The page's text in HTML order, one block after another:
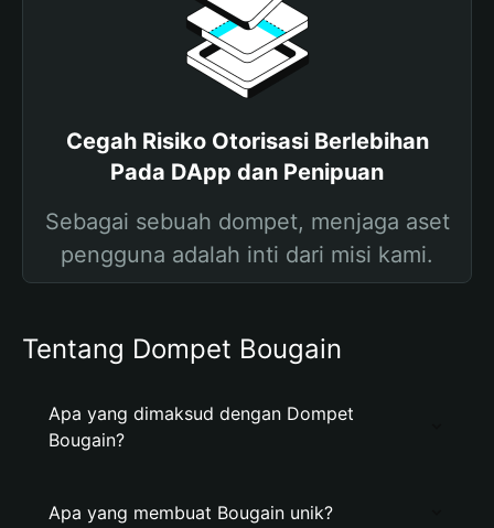
Cegah Risiko Otorisasi Berlebihan
Pada DApp dan Penipuan
Sebagai sebuah dompet, menjaga aset
pengguna adalah inti dari misi kami.
Tentang Dompet Bougain
Apa yang dimaksud dengan Dompet
Bougain?
Apa yang membuat Bougain unik?